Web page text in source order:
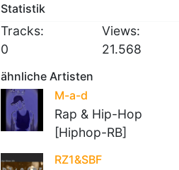
Statistik
Tracks:
0
Views:
21.568
ähnliche Artisten
M-a-d
Rap & Hip-Hop
[Hiphop-RB]
RZ1&SBF